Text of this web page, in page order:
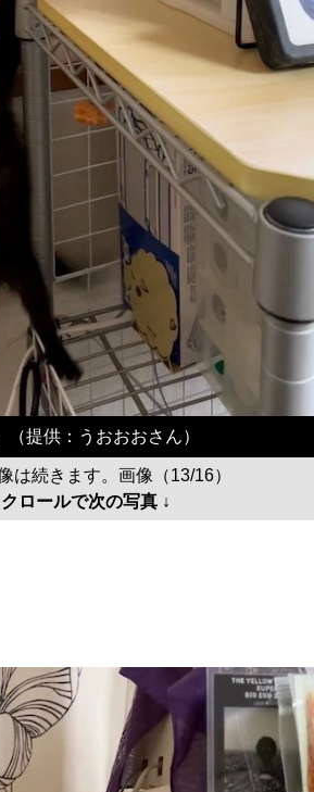
提供：うおおおさん）
は続きます。画像（13/16）
クロールで次の写真 ↓